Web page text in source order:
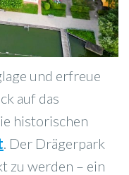
und erfreue
auf das
historischen
. Der Drägerpark
zu werden – ein